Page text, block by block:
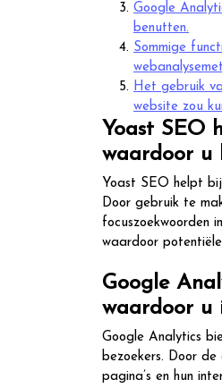
Google
benutten.
Sommige
Het gebruik
website zou
Yoast SEO
waardoor u
Yoast SEO helpt
Door gebruik te
focuszoekwoorden
waardoor potentiële
Google
waardoor u
Google Analytics
bezoekers. Door
pagina’s en hun